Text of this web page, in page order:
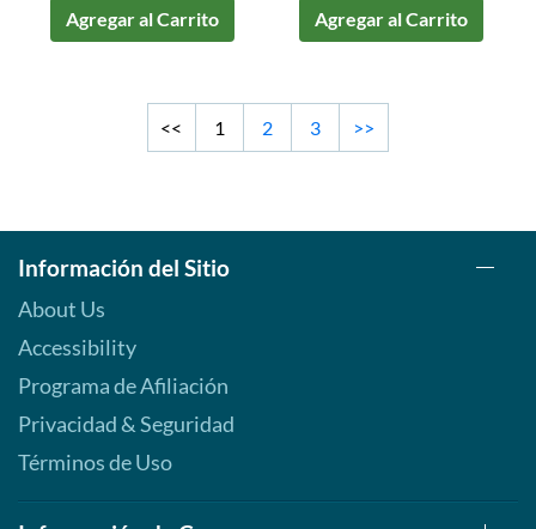
Agregar al Carrito Agregar al Carrito
<< 1 2 3 >>
Información del Sitio
About Us
Accessibility
Programa de Afiliación
Privacidad & Seguridad
Términos de Uso